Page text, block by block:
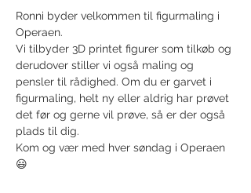
Ronni byder velkommen til figurmaling i
Operaen.
Vi tilbyder 3D printet figurer som tilkøb og
derudover stiller vi også maling og
pensler til rådighed. Om du er garvet i
figurmaling, helt ny eller aldrig har prøvet
det før og gerne vil prøve, så er der også
plads til dig.
Kom og vær med hver søndag i Operaen
😃